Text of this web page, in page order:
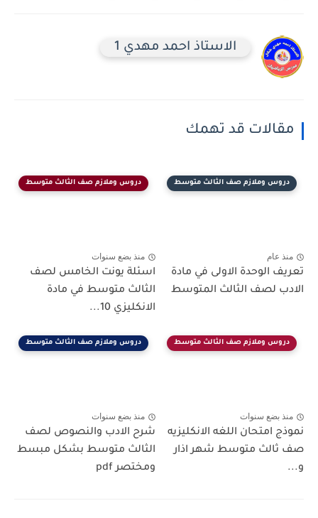
الاستاذ احمد مهدي 1
مقالات قد تهمك
دروس وملازم صف الثالث متوسط
منذ عام
تعريف الوحدة الاولى في مادة
الادب لصف الثالث المتوسط
دروس وملازم صف الثالث متوسط
منذ بضع سنوات
اسئلة يونت الخامس لصف
الثالث متوسط في مادة
الانكليزي 10...
دروس وملازم صف الثالث متوسط
منذ بضع سنوات
نموذج امتحان اللغه الانكليزيه
صف ثالث متوسط شهر اذار
و...
دروس وملازم صف الثالث متوسط
منذ بضع سنوات
شرح الادب والنصوص لصف
الثالث متوسط بشكل مبسط
ومختصر pdf